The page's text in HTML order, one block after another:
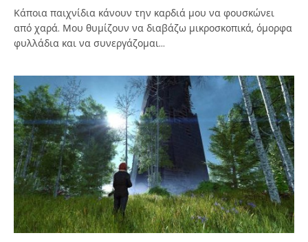
Κάποια παιχνίδια κάνουν την καρδιά μου να φουσκώνει
από χαρά. Μου θυμίζουν να διαβάζω μικροσκοπικά, όμορφα
φυλλάδια και να συνεργάζομαι…